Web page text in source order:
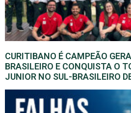
CURITIBANO É CAMPEÃO
BRASILEIRO E CONQUISTA O
JUNIOR NO SUL-BRASILEIRO